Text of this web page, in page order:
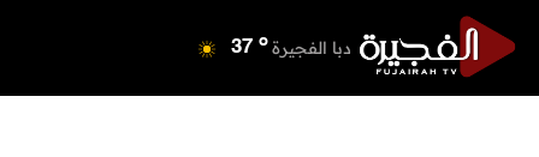
دبا الفجيرة 37 o